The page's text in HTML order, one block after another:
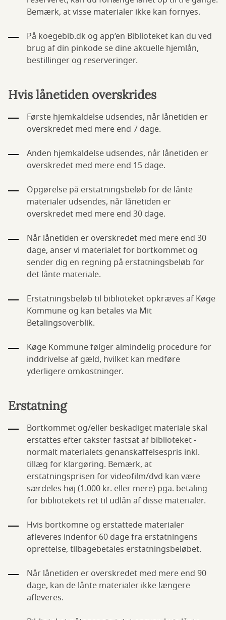
Bemærk, at visse materialer ikke kan fornyes.
På koegebib.dk og app’en Biblioteket kan du ved
brug af din pinkode se dine aktuelle hjemlån,
bestillinger og reserveringer.
Hvis lånetiden overskrides
Første hjemkaldelse udsendes, når lånetiden er
overskredet med mere end 7 dage.
Anden hjemkaldelse udsendes, når lånetiden er
overskredet med mere end 15 dage.
Opgørelse på erstatningsbeløb for de lånte
materialer udsendes, når lånetiden er
overskredet med mere end 30 dage.
Når lånetiden er overskredet med mere end 30
dage, anser vi materialet for bortkommet og
sender dig en regning på erstatningsbeløb for
det lånte materiale.
Erstatningsbeløb til biblioteket opkræves af Køge
Kommune og kan betales via Mit
Betalingsoverblik.
Køge Kommune følger almindelig procedure for
inddrivelse af gæld, hvilket kan medføre
yderligere omkostninger.
Erstatning
Bortkommet og/eller beskadiget materiale skal
erstattes efter takster fastsat af biblioteket -
normalt materialets genanskaffelsespris inkl.
tillæg for klargøring. Bemærk, at
erstatningsprisen for videofilm/dvd kan være
særdeles høj (1.000 kr. eller mere) pga. betaling
for bibliotekets ret til udlån af disse materialer.
Hvis bortkomne og erstattede materialer
afleveres indenfor 60 dage fra erstatningens
oprettelse, tilbagebetales erstatningsbeløbet.
Når lånetiden er overskredet med mere end 90
dage, kan de lånte materialer ikke længere
afleveres.